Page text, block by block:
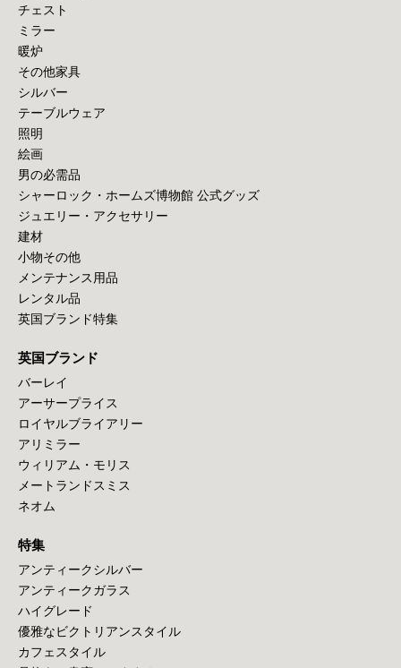
チェスト
ミラー
暖炉
その他家具
シルバー
テーブルウェア
照明
絵画
男の必需品
シャーロック・ホームズ博物館 公式グッズ
ジュエリー・アクセサリー
建材
小物その他
メンテナンス用品
レンタル品
英国ブランド特集
英国ブランド
バーレイ
アーサープライス
ロイヤルブライアリー
アリミラー
ウィリアム・モリス
メートランドスミス
ネオム
特集
アンティークシルバー
アンティークガラス
ハイグレード
優雅なビクトリアンスタイル
カフェスタイル